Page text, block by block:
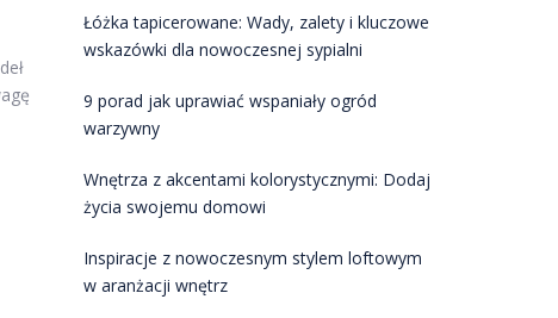
Łóżka tapicerowane: Wady, zalety i kluczowe
wskazówki dla nowoczesnej sypialni
9 porad jak uprawiać wspaniały ogród
warzywny
Wnętrza z akcentami kolorystycznymi: Dodaj
życia swojemu domowi
Inspiracje z nowoczesnym stylem loftowym
w aranżacji wnętrz